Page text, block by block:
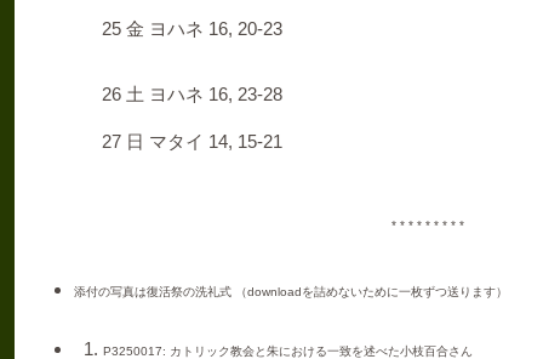
25金 ヨハネ 16, 20-23
26 土 ヨハネ 16, 23-28
27 日 マタイ 14, 15-21
* * * * * * * * *
添付の写真は復活祭の洗礼式 （downloadを詰めないために一枚ずつ送ります）
P3250017: カトリック教会と朱における一致を述べた小枝百合さん